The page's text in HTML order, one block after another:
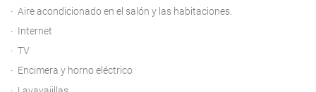
Aire acondicionado en el salón y las habitaciones.
Internet
TV
Encimera y horno eléctrico